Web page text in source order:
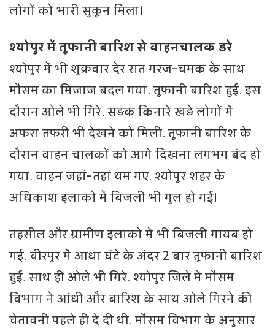
लोगों को भारी सुकून मिला।
श्योपुर में तूफानी बारिश से वाहनचालक डरे
श्योपुर में भी शुक्रवार देर रात गरज-चमक के साथ
मौसम का मिजाज बदल गया. तूफानी बारिश हुई. इस
दौरान ओले भी गिरे. सड़क किनारे खड़े लोगों में
अफरा तफरी भी देखने को मिली. तूफानी बारिश के
दौरान वाहन चालकों को आगे दिखना लगभग बंद हो
गया. वाहन जहां-तहां थम गए. श्योपुर शहर के
अधिकांश इलाकों में बिजली भी गुल हो गई।
तहसील और ग्रामीण इलाकों में भी बिजली गायब हो
गई. वीरपुर में आधा घंटे के अंदर 2 बार तूफानी बारिश
हुई. साथ ही ओले भी गिरे. श्योपुर जिले में मौसम
विभाग ने आंधी और बारिश के साथ ओले गिरने की
चेतावनी पहले ही दे दी थी. मौसम विभाग के अनुसार